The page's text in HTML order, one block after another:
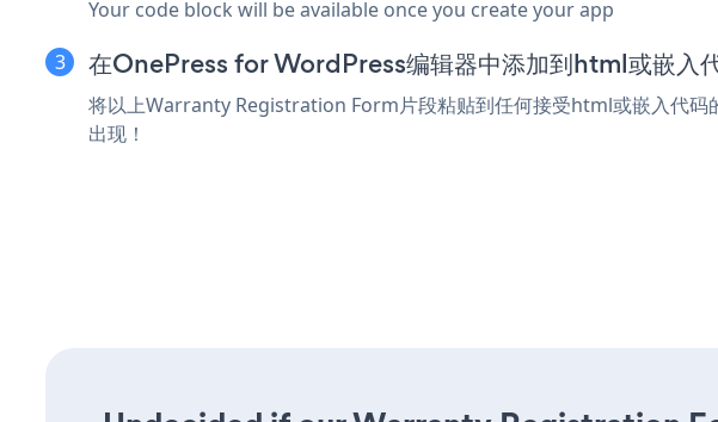
Your code block will be available once you create your app
在OnePress for WordPress编辑器中添加到html或嵌入
将以上Warranty Registration Form片段粘贴到任何接受html或嵌入代
出现！